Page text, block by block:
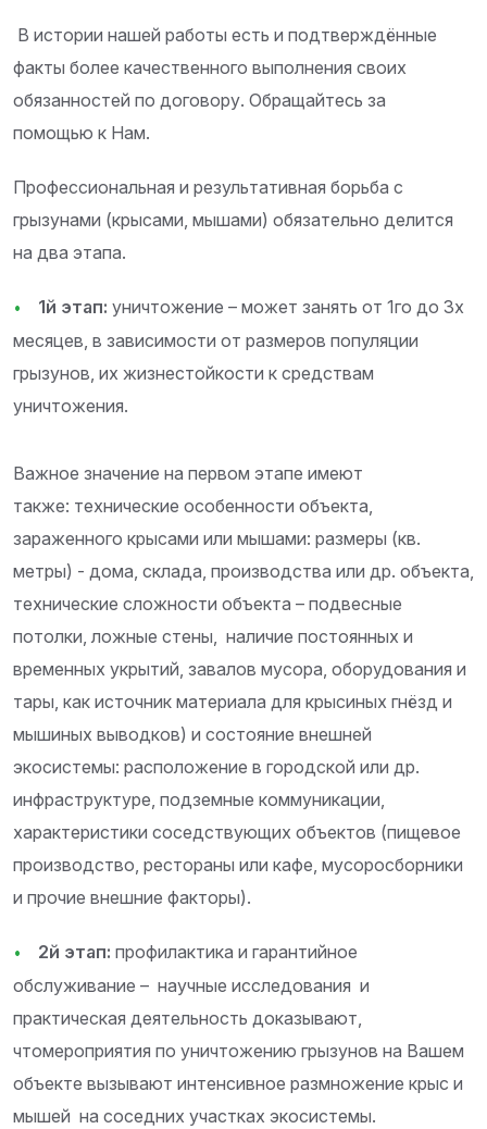
В истории нашей работы есть и подтверждённые
факты более качественного выполнения своих
обязанностей по договору. Обращайтесь за
помощью к Нам.
Профессиональная и результативная борьба с
грызунами (крысами, мышами) обязательно делится
на два этапа.
1й этап: уничтожение – может занять от 1го до 3х
месяцев, в зависимости от размеров популяции
грызунов, их жизнестойкости к средствам
уничтожения.
Важное значение на первом этапе имеют
также: технические особенности объекта,
зараженного крысами или мышами: размеры (кв.
метры) - дома, склада, производства или др. объекта,
технические сложности объекта – подвесные
потолки, ложные стены, наличие постоянных и
временных укрытий, завалов мусора, оборудования и
тары, как источник материала для крысиных гнёзд и
мышиных выводков) и состояние внешней
экосистемы: расположение в городской или др.
инфраструктуре, подземные коммуникации,
характеристики соседствующих объектов (пищевое
производство, рестораны или кафе, мусоросборники
и прочие внешние факторы).
2й этап: профилактика и гарантийное
обслуживание – научные исследования и
практическая деятельность доказывают,
чтомероприятия по уничтожению грызунов на Вашем
объекте вызывают интенсивное размножение крыс и
мышей на соседних участках экосистемы.